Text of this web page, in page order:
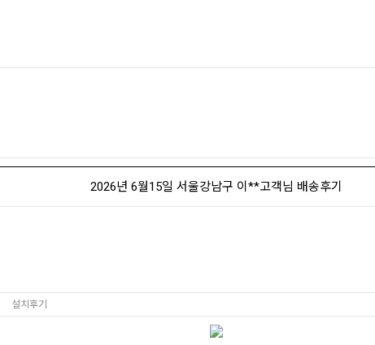
2026년 6월15일 서울강남구 이**고객님 배송후기
설치후기